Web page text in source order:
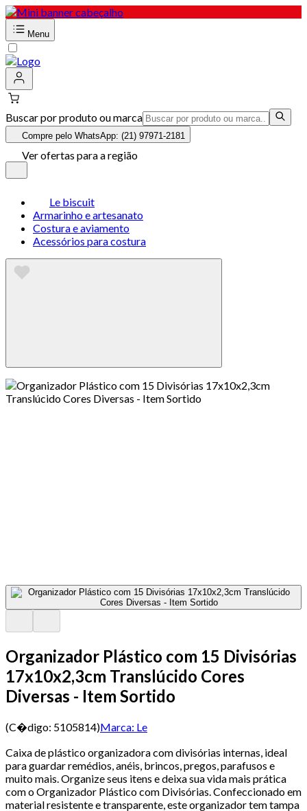
Menu
Buscar por produto ou marca
Compre pelo WhatsApp: (21) 97971-2181
Ver ofertas para a região
Le biscuit
Armarinho e artesanato
Costura e aviamento
Acessórios para costura
Organizador Plástico com 15 Divisórias
17x10x2,3cm Translúcido Cores
Diversas - Item Sortido
(C�digo: 5105814)Marca: Le
Caixa de plástico organizadora com divisórias internas, ideal
para guardar remédios, anéis, brincos, pregos, parafusos e
muito mais. Organize seus itens e deixa sua vida mais prática
com o Organizador Plástico com Divisórias. Confeccionado em
material resistente e transparente, este organizador tem tampa